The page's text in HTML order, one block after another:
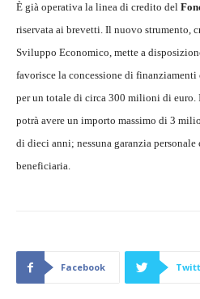
È già operativa la linea di credito del
riservata ai brevetti. Il nuovo strumento,
Sviluppo Economico, mette a
favorisce la concessione di finanziamenti
per un totale di circa 300 milioni di
potrà avere un importo massimo di 3
di dieci anni; nessuna garanzia personale
beneficiaria.
Facebook